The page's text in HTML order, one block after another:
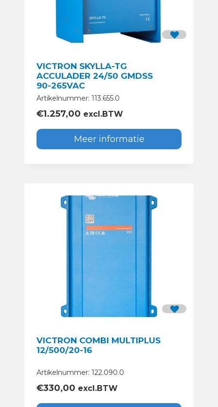
VICTRON SKYLLA-TG
ACCULADER 24/50 GMDSS
90-265VAC
Artikelnummer: 113.655.0
€1.257,00 excl.BTW
Meer informatie
VICTRON COMBI MULTIPLUS
12/500/20-16
Artikelnummer: 122.090.0
€330,00 excl.BTW